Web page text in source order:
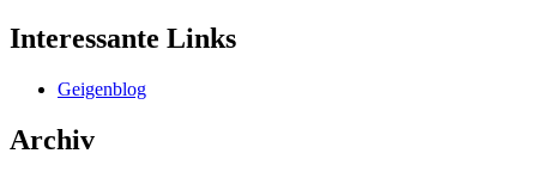
Interessante Links
Geigenblog
Archiv